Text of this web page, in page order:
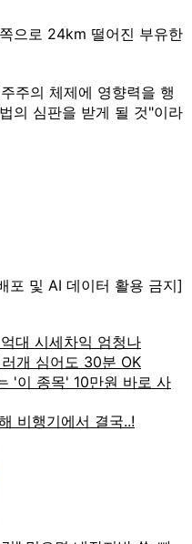
으로 24km 떨어진 부유한
주의 체제에 영향력을 행
의 심판을 받게 될 것"이라
포 및 AI 데이터 활용 금지]